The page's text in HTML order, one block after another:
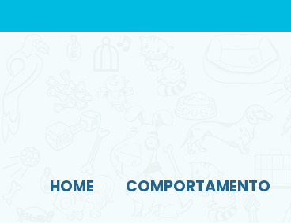
HOME COMPORTAMENTO